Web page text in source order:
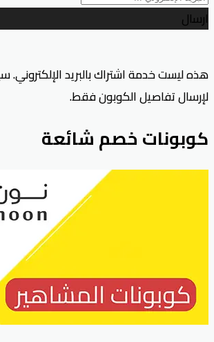
ارسال
هذه ليست خدمة اشتراك بالبريد الإلكتروني.
لإرسال تفاصيل الكوبون فقط.
كوبونات خصم شائعة